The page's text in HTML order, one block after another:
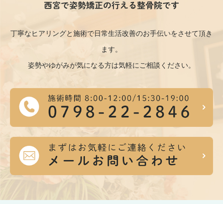
西宮で姿勢矯正の行える整骨院です
丁寧なヒアリングと施術で日常生活改善のお手伝いをさせて頂き
ます。
姿勢やゆがみが気になる方は気軽にご相談ください。